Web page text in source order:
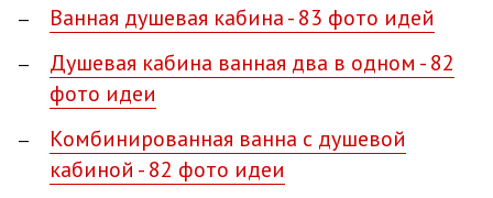
Ванная душевая кабина - 83 фото идей
Душевая кабина ванная два в одном - 82
фото идеи
Комбинированная ванна с душевой
кабиной - 82 фото идеи